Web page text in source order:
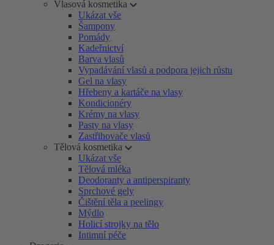
Vlasová kosmetika
Ukázat vše
Šampony
Pomády
Kadeřnictví
Barva vlasů
Vypadávání vlasů a podpora jejich růstu
Gel na vlasy
Hřebeny a kartáče na vlasy
Kondicionéry
Krémy na vlasy
Pasty na vlasy
Zastřihovače vlasů
Tělová kosmetika
Ukázat vše
Tělová mléka
Deodoranty a antiperspiranty
Sprchové gely
Čištění těla a peelingy
Mýdlo
Holicí strojky na tělo
Intimní péče